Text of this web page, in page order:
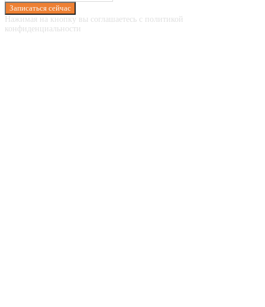
Записаться сейчас
Нажимая на кнопку вы соглашаетесь с политикой
конфиденциальности